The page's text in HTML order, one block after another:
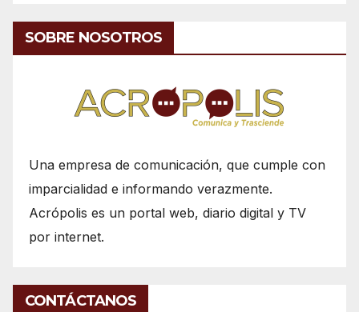
SOBRE NOSOTROS
Una empresa de comunicación, que cumple con
imparcialidad e informando verazmente.
Acrópolis es un portal web, diario digital y TV
por internet.
CONTÁCTANOS